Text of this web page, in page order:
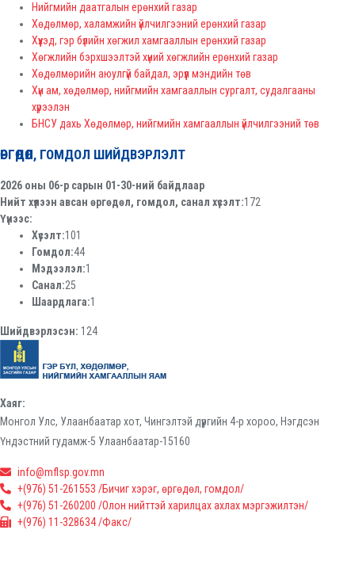
Нийгмийн даатгалын ерөнхий газар
Хөдөлмөр, халамжийн үйлчилгээний ерөнхий газар
Хүүхэд, гэр бүлийн хөгжил хамгааллын ерөнхий газар
Хөгжлийн бэрхшээлтэй хүний хөгжлийн ерөнхий газар
Хөдөлмөрийн аюулгүй байдал, эрүүл мэндийн төв
Хүн ам, хөдөлмөр, нийгмийн хамгааллын сургалт, судалгааны
хүрээлэн
БНСУ дахь Хөдөлмөр, нийгмийн хамгааллын үйлчилгээний төв
ӨРГӨДӨЛ, ГОМДОЛ ШИЙДВЭРЛЭЛТ
2026 оны 06-р сарын 01-30-ний байдлаар
Нийт хүлээн авсан өргөдөл, гомдол, санал хүсэлт:172
Үүнээс:
Хүсэлт:101
Гомдол:44
Мэдээлэл:1
Санал:25
Шаардлага:1
Шийдвэрлэсэн: 124
Хаяг:
Монгол Улс, Улаанбаатар хот, Чингэлтэй дүүргийн 4-р хороо, Нэгдсэн
Үндэстний гудамж-5 Улаанбаатар-15160
info@mflsp.gov.mn
+(976) 51-261553 /Бичиг хэрэг, өргөдөл, гомдол/
+(976) 51-260200 /Олон нийттэй харилцах ахлах мэргэжилтэн/
+(976) 11-328634 /Факс/